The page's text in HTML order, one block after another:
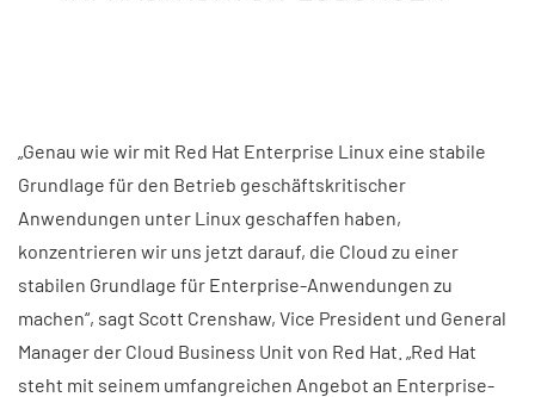
„Genau wie wir mit Red Hat Enterprise Linux eine stabile
Grundlage für den Betrieb geschäftskritischer
Anwendungen unter Linux geschaffen haben,
konzentrieren wir uns jetzt darauf, die Cloud zu einer
stabilen Grundlage für Enterprise-Anwendungen zu
machen“, sagt Scott Crenshaw, Vice President und General
Manager der Cloud Business Unit von Red Hat. „Red Hat
steht mit seinem umfangreichen Angebot an Enterprise-